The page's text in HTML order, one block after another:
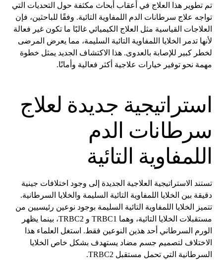
تم تطوير هذا العلاج في أعقاب أبحاث مكثفة حول التحديات التي
تواجه علاج سرطانات الدم اللمفاوية التائية. وفقًا للباحثين، فإن
العلاجات القياسية مثل العلاج الكيميائي غالبًا ما تكون غير فعالة
لأنها تدمر الخلايا اللمفاوية التائية السليمة، مما يعرض المرضى
لخطر كبير للإصابة بالعدوى. هذا الاكتشاف الجديد يمثل خطوة
مهمة نحو توفير خيارات علاجية أكثر فعالية وأمانًا.
استراتيجية جديدة لعلاج
سرطانات الدم
اللمفاوية التائية
تستند الاستراتيجية العلاجية الجديدة إلى وجود اختلافات جينية
دقيقة بين الخلايا اللمفاوية التائية السليمة والخلايا السرطانية.
تتميز الخلايا اللمفاوية التائية السليمة بوجود نوعين رئيسيين من
مستقبلات الخلايا التائية، وهما TRBC1 و TRBC2، بينما يظهر
الورم السرطاني أحد هذين النوعين فقط. استغل العلماء هذا
الاختلاف لتصميم جسم مضاد يستهدف بشكل خاص الخلايا
السرطانية التي تحمل مستقبل TRBC2.